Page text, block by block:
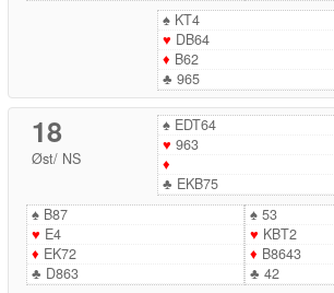
♠KT4
♥ DB64
♦ B62
♣ 965
18
Øst/ NS
♠EDT64
♥ 963
♦
♣ EKB75
♠B87
♥ E4
♦ EK72
♣ D863
♠53
♥ KBT2
♦ B8643
♣ 42